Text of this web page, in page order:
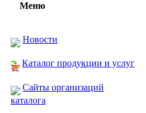
Меню
Новости
Каталог продукции и услуг
Сайты организаций
каталога